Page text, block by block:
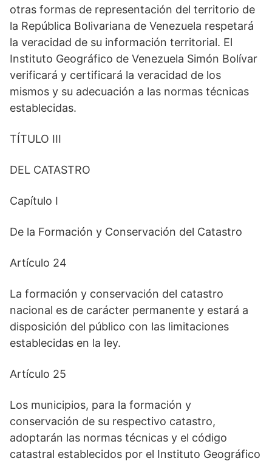
otras formas de representación del territorio de
la República Bolivariana de Venezuela respetará
la veracidad de su información territorial. El
Instituto Geográfico de Venezuela Simón Bolívar
verificará y certificará la veracidad de los
mismos y su adecuación a las normas técnicas
establecidas.
TÍTULO III
DEL CATASTRO
Capítulo I
De la Formación y Conservación del Catastro
Artículo 24
La formación y conservación del catastro
nacional es de carácter permanente y estará a
disposición del público con las limitaciones
establecidas en la ley.
Artículo 25
Los municipios, para la formación y
conservación de su respectivo catastro,
adoptarán las normas técnicas y el código
catastral establecidos por el Instituto Geográfico